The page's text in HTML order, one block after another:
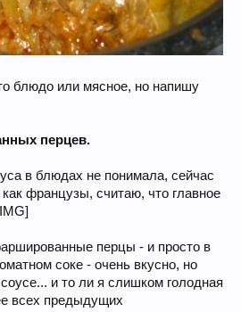
блюдо или мясное, но напишу
перцев.
в блюдах не понимала, сейчас
французы, считаю, что главное
перцы - и просто в
соке - очень вкусно, но
и то ли я слишком голодная
всех предыдущих